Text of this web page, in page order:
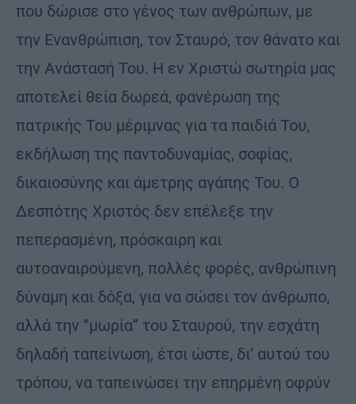
που δώρισε στο γένος των ανθρώπων, με
την Ενανθρώπιση, τον Σταυρό, τον θάνατο και
την Ανάστασή Του. Η εν Χριστώ σωτηρία μας
αποτελεί θεία δωρεά, φανέρωση της
πατρικής Του μέριμνας για τα παιδιά Του,
εκδήλωση της παντοδυναμίας, σοφίας,
δικαιοσύνης και άμετρης αγάπης Του. Ο
Δεσπότης Χριστός δεν επέλεξε την
πεπερασμένη, πρόσκαιρη και
αυτοαναιρούμενη, πολλές φορές, ανθρώπινη
δύναμη και δόξα, για να σώσει τον άνθρωπο,
αλλά την ‘’μωρία’’ του Σταυρού, την εσχάτη
δηλαδή ταπείνωση, έτσι ώστε, δι’ αυτού του
τρόπου, να ταπεινώσει την επηρμένη οφρύν